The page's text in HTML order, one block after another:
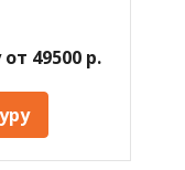
49500 р.